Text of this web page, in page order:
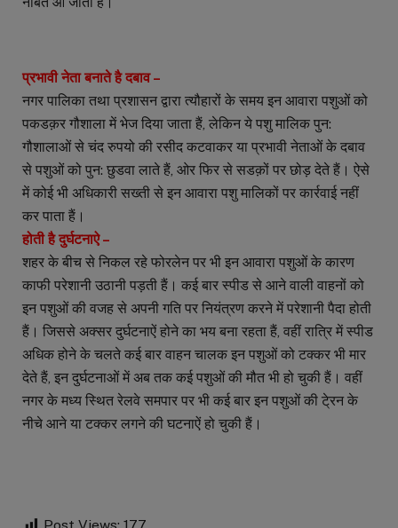
प्रभावी नेता बनाते है दबाव –
नगर पालिका तथा प्रशासन द्वारा त्यौहारों के समय इन आवारा पशुओं को
पकडक़र गौशाला में भेज दिया जाता हैं, लेकिन ये पशु मालिक पुन:
गौशालाओं से चंद रुपयो की रसीद कटवाकर या प्रभावी नेताओं के दबाव
से पशुओं को पुन: छुडवा लाते हैं, ओर फिर से सडक़ों पर छोड़ देते हैं। ऐसे
में कोई भी अधिकारी सख्ती से इन आवारा पशु मालिकों पर कार्रवाई नहीं
कर पाता हैं।
होती है दुर्घटनाऐ –
शहर के बीच से निकल रहे फोरलेन पर भी इन आवारा पशुओं के कारण
काफी परेशानी उठानी पड़ती हैं। कई बार स्पीड से आने वाली वाहनों को
इन पशुओं की वजह से अपनी गति पर नियंत्रण करने में परेशानी पैदा होती
हैं। जिससे अक्सर दुर्घटनाऐं होने का भय बना रहता हैं, वहीं रात्रि में स्पीड
अधिक होने के चलते कई बार वाहन चालक इन पशुओं को टक्कर भी मार
देते हैं, इन दुर्घटनाओं में अब तक कई पशुओं की मौत भी हो चुकी हैं। वहीं
नगर के मध्य स्थित रेलवे समपार पर भी कई बार इन पशुओं की टे्रन के
नीचे आने या टक्कर लगने की घटनाऐं हो चुकी हैं।
Post Views: 177